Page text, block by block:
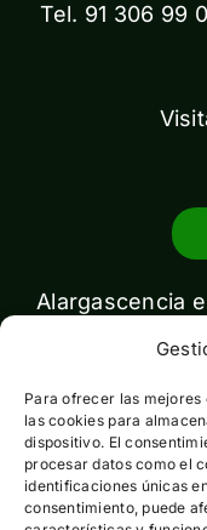
Para ofrecer las
las cookies para
dispositivo. El
procesar datos como el
identificaciones únicas
consentimiento, puede
Tel. 91 306
Alargascencia
Con el apoyo